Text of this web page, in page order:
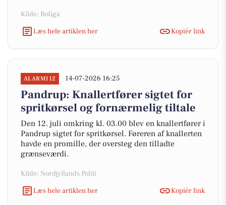
Kilde: Boliga
Læs hele artiklen her
Kopiér link
ALARM112 14-07-2026 16:25
Pandrup: Knallertfører sigtet for
spritkørsel og fornærmelig tiltale
Den 12. juli omkring kl. 03.00 blev en knallertfører i
Pandrup sigtet for spritkørsel. Føreren af knallerten
havde en promille, der oversteg den tilladte
grænseværdi.
Kilde: Nordjyllands Politi
Læs hele artiklen her
Kopiér link